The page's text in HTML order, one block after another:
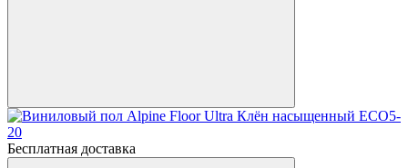
Бесплатная доставка